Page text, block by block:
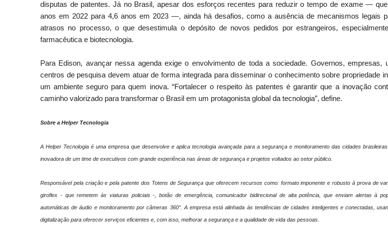
disputas de patentes. Já no Brasil, apesar dos esforços recentes para reduzir o tempo de exame —
anos em 2022 para 4,6 anos em 2023 —, ainda há desafios, como a ausência de mecanismos legais
atrasos no processo, o que desestimula o depósito de novos pedidos por estrangeiros,
farmacêutica e biotecnologia.
Para Edison, avançar nessa agenda exige o envolvimento de toda a sociedade. Governos, empresas,
centros de pesquisa devem atuar de forma integrada para disseminar o conhecimento sobre propriedade
um ambiente seguro para quem inova. “Fortalecer o respeito às patentes é garantir que a inovação
caminho valorizado para transformar o Brasil em um protagonista global da tecnologia”, define.
Sobre a Helper Tecnologia
A Helper Tecnologia é uma empresa que desenvolve e aplica tecnologia avançada para a segurança e monitoramento das cidades
inovadora de um time de executivos com grande experiência nas áreas de segurança e projetos voltados ao setor público.
Responsável pela criação e pela patente dos Totens de Segurança que oferecem recursos como: formato imponente e robusto à prova de
giroflex - que remetem às viaturas policiais -, botão de emergência, comunicador bidirecional de alta potência, que enviam alertas à
automáticas de áudio e monitoramento por câmeras 360°. A empresa está alinhada às tendências de cidades inteligentes e conectadas,
digitalização para oferecer serviços eficientes e, com isso, melhorar a segurança e a qualidade de vida das pessoas.